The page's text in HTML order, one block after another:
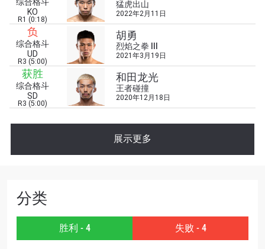
KO
R1 (0:18)
猛虎出山
2022年2月11日
负
综合格斗
UD
R3 (5:00)
胡勇
烈焰之拳 III
2021年3月19日
获胜
综合格斗
SD
R3 (5:00)
和田龙光
王者碰撞
2020年12月18日
展示更多
分类
胜利 - 4 失败 - 4
订阅
提交此表格签署弹出免责声明，即表示您同意我们
的隐私政策，我们将收集、使用和披露您的信息。
您可以随时取消订阅这些信息。